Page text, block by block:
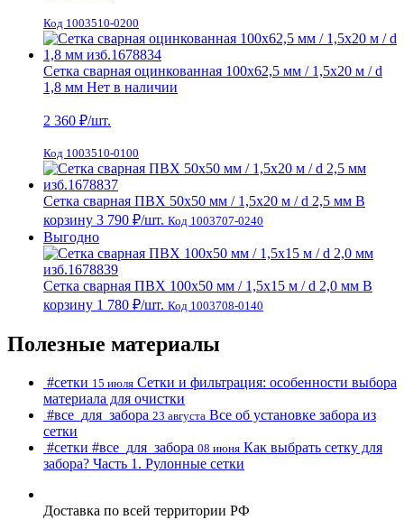
Код 1003510-0200
Сетка сварная оцинкованная 100х62,5 мм / 1,5х20 м / d
1,8 мм Нет в наличии
2 360 ₽/шт.
Код 1003510-0100
Сетка сварная ПВХ 50х50 мм / 1,5х20 м / d 2,5 мм В
корзину 3 790 ₽/шт. Код 1003707-0240
Выгодно
Сетка сварная ПВХ 100х50 мм / 1,5х15 м / d 2,0 мм В
корзину 1 780 ₽/шт. Код 1003708-0140
Полезные материалы
#cетки 15 июля Сетки и фильтрация: особенности выбора
материала для очистки
#все_для_забора 23 августа Все об установке забора из
сетки
#cетки #все_для_забора 08 июня Как выбрать сетку для
забора? Часть 1. Рулонные сетки
Доставка по всей территории РФ